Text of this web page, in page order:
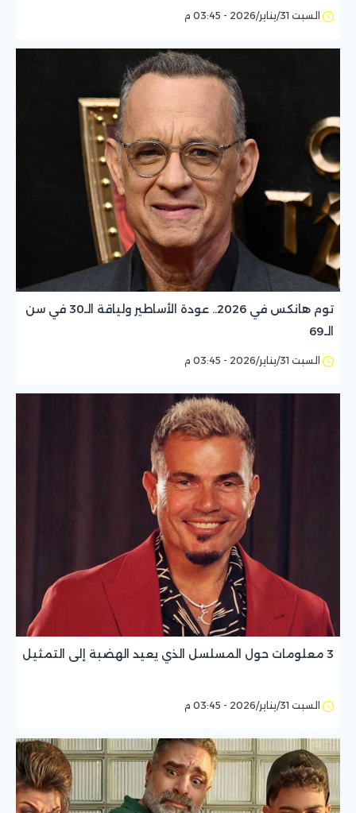
السبت 31/يناير/2026 - 03:45 م
توم هانكس في 2026.. عودة الأساطير ولياقة الـ30 في سن
الـ69
السبت 31/يناير/2026 - 03:45 م
3 معلومات حول المسلسل الذي يعيد الهضبة إلى التمثيل
السبت 31/يناير/2026 - 03:45 م